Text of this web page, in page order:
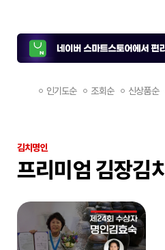
인기도순 조회순 신상품순
김치명인
프리미엄 김장김치